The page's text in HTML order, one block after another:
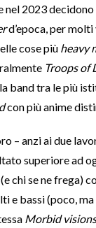
nel 2023
d’epoca, per
cose più heavy
Troops of
band tra le più
con più anime
– anzi ai due
superiore ad
chi se ne frega)
e bassi (poco,
Morbid visions